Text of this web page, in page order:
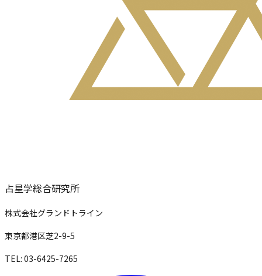
占星学総合研究所
株式会社グランドトライン
東京都港区芝2-9-5
TEL: 03-6425-7265